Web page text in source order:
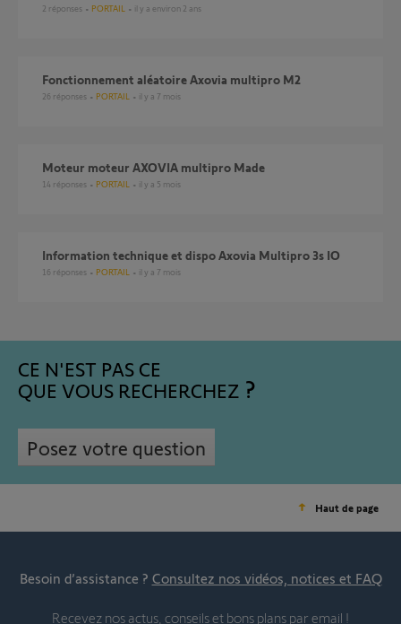
2 réponses PORTAIL il y a environ 2 ans
fonctionnement aléatoire Axovia multipro M2
26 réponses PORTAIL il y a 7 mois
Moteur moteur AXOVIA multipro Made
14 réponses PORTAIL il y a 5 mois
Information technique et dispo Axovia Multipro 3s IO
16 réponses PORTAIL il y a 7 mois
CE N'EST PAS CE
QUE VOUS RECHERCHEZ
Posez votre question
Haut de page
Besoin d’assistance ? Consultez nos vidéos, notices et FAQ
Recevez nos actus, conseils et bons plans par email !